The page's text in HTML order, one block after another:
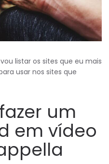
listar os sites que eu mais
usar nos sites que
um
em vídeo